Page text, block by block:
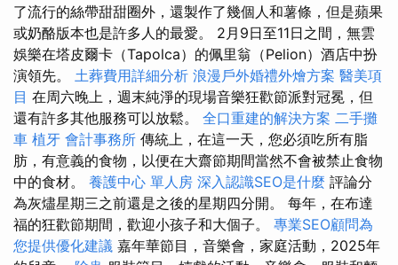
了流行的絲帶甜甜圈外，還製作了幾個人和薯條，但是蘋果
或奶酪版本也是許多人的最愛。 2月9日至11日之間，無雲
娛樂在塔皮爾卡（Tapolca）的佩里翁（Pelion）酒店中扮
演領先。 土葬費用詳細分析 浪漫戶外婚禮外燴方案 醫美項
目 在周六晚上，週末純淨的現場音樂狂歡節派對冠冕，但
還有許多其他服務可以放鬆。 全口重建的解決方案 二手攤
車 植牙 會計事務所 傳統上，在這一天，您必須吃所有脂
肪，有意義的食物，以便在大齋節期間當然不會被禁止食物
中的食材。 養護中心 單人房 深入認識SEO是什麼 評論分
為灰燼星期三之前還是之後的星期四分開。 每年，在布達
福的狂歡節期間，歡迎小孩子和大個子。 專業SEO顧問為
您提供優化建議 嘉年華節目，音樂會，家庭活動，2025年